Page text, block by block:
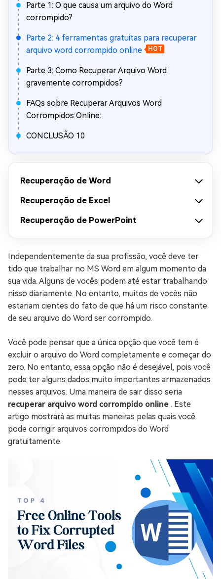
Parte 1: O que causa um arquivo do Word
corrompido?
Parte 2: 4 ferramentas gratuitas para recuperar
arquivo word corrompido online
HOT
Parte 3: Como Recuperar Arquivo Word
gravemente corrompidos?
FAQs sobre Recuperar Arquivos Word
Corrompidos Online:
CONCLUSÃO 10
Recuperação de Word
Recuperação de Excel
Recuperação de PowerPoint
Independentemente da sua profissão, você deve ter
tido que trabalhar no MS Word em algum momento da
sua vida. Alguns de vocês podem até estar trabalhando
nisso diariamente. No entanto, muitos de vocês não
estariam cientes do fato de que há um risco constante
de seu arquivo do Word ser corrompido.
Você pode pensar que a única opção que você tem é
excluir o arquivo do Word completamente e começar do
zero. No entanto, essa opção não é desejável, pois você
pode ter alguns dados muito importantes armazenados
nesses arquivos. Uma maneira de sair disso seria
recuperar arquivo word corrompido online . Este
artigo mostrará as muitas maneiras pelas quais você
pode corrigir arquivos corrompidos do Word
gratuitamente.